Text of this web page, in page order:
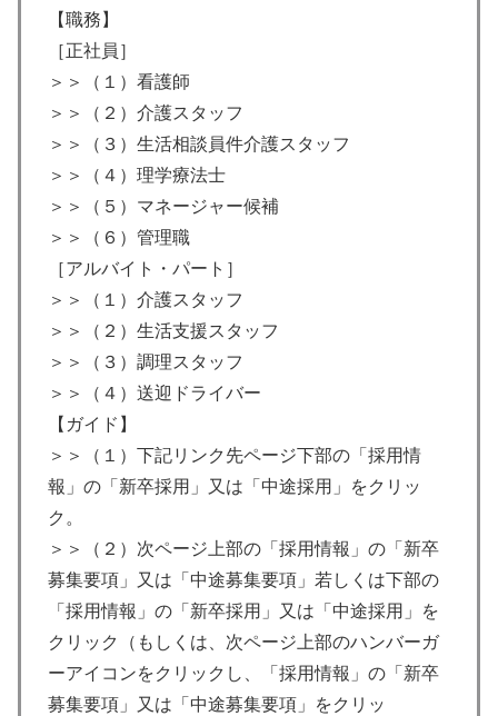
【職務】
［正社員］
＞＞（１）看護師
＞＞（２）介護スタッフ
＞＞（３）生活相談員件介護スタッフ
＞＞（４）理学療法士
＞＞（５）マネージャー候補
＞＞（６）管理職
［アルバイト・パート］
＞＞（１）介護スタッフ
＞＞（２）生活支援スタッフ
＞＞（３）調理スタッフ
＞＞（４）送迎ドライバー
【ガイド】
＞＞（１）下記リンク先ページ下部の「採用情
報」の「新卒採用」又は「中途採用」をクリッ
ク。
＞＞（２）次ページ上部の「採用情報」の「新卒
募集要項」又は「中途募集要項」若しくは下部の
「採用情報」の「新卒採用」又は「中途採用」を
クリック（もしくは、次ページ上部のハンバーガ
ーアイコンをクリックし、「採用情報」の「新卒
募集要項」又は「中途募集要項」をクリッ